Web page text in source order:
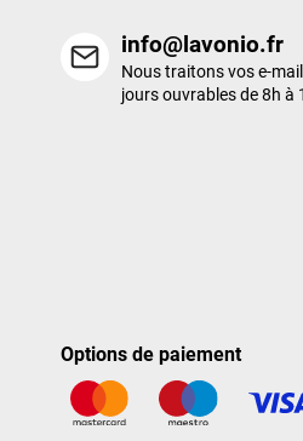
info@lavonio.fr
Nous traitons vos e-
jours ouvrables de 8h à
Options de paiement